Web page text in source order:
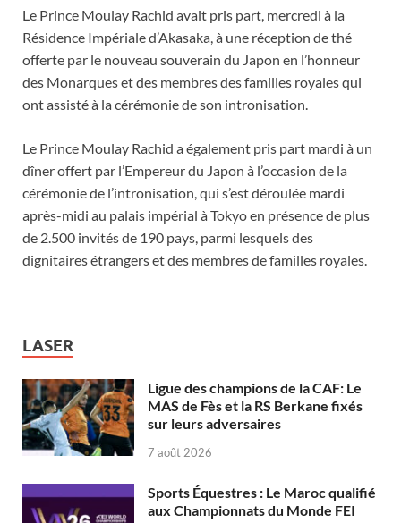
Le Prince Moulay Rachid avait pris part, mercredi à la
Résidence Impériale d’Akasaka, à une réception de thé
offerte par le nouveau souverain du Japon en l’honneur
des Monarques et des membres des familles royales qui
ont assisté à la cérémonie de son intronisation.
Le Prince Moulay Rachid a également pris part mardi à un
dîner offert par l’Empereur du Japon à l’occasion de la
cérémonie de l’intronisation, qui s’est déroulée mardi
après-midi au palais impérial à Tokyo en présence de plus
de 2.500 invités de 190 pays, parmi lesquels des
dignitaires étrangers et des membres de familles royales.
LASER
Ligue des champions de la CAF: Le
MAS de Fès et la RS Berkane fixés
sur leurs adversaires
7 août 2026
Sports Équestres : Le Maroc qualifié
aux Championnats du Monde FEI